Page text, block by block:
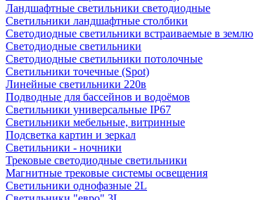
Ландшафтные светильники светодиодные
Светильники ландшафтные столбики
Светодиодные светильники встраиваемые в землю
Светодиодные светильники
Светодиодные светильники потолочные
Светильники точечные (Spot)
Линейные светильники 220в
Подводные для бассейнов и водоёмов
Светильники универсальные IP67
Светильники мебельные, витринные
Подсветка картин и зеркал
Светильники - ночники
Трековые светодиодные светильники
Магнитные трековые системы освещения
Светильники однофазные 2L